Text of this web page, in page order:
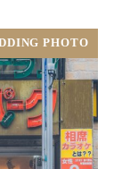
PHOTO